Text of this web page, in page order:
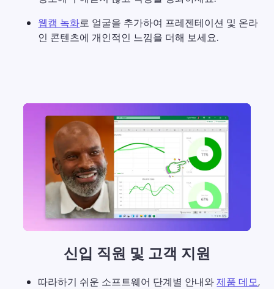
웹캠 녹화로 얼굴을 추가하여 프레젠테이션 및 온라
인 콘텐츠에 개인적인 느낌을 더해 보세요.
신입 직원 및 고객 지원
따라하기 쉬운 소프트웨어 단계별 안내와 제품 데모,